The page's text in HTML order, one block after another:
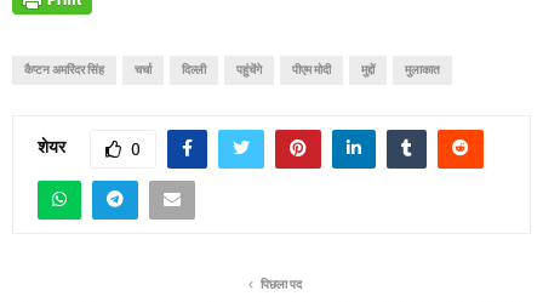
कैप्टन अमरिंदर सिंह चर्चा दिल्ली पहुंचेंगे पीएम मोदी मुद्दों मुलाकात
शेयर 0
पिछला पद